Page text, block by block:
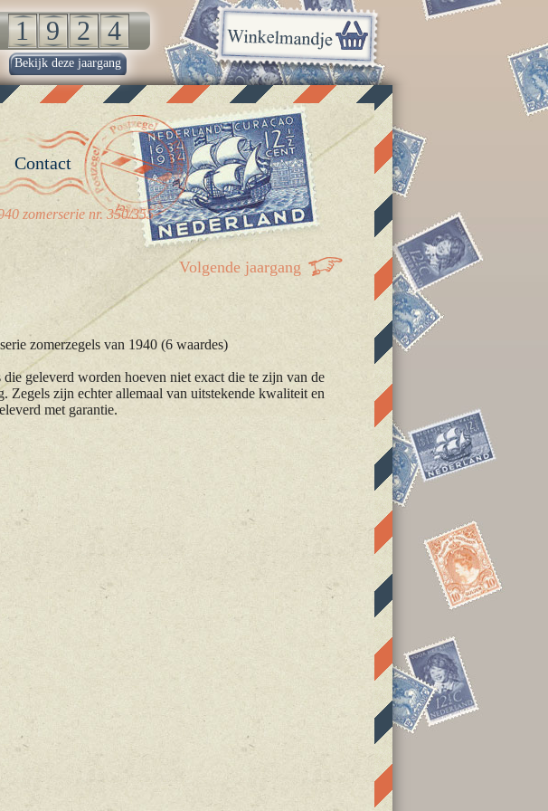
Volgende jaargang
zomerzegels van 1940 (6 waardes)
die geleverd worden hoeven niet exact die te zijn van de
Zegels zijn echter allemaal van uitstekende kwaliteit en
met garantie.
Contact
zomerserie nr. 350/355
Bekijk deze jaargang